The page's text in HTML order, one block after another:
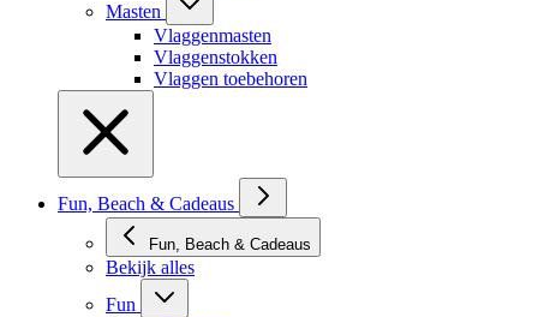
Masten
Vlaggenmasten
Vlaggenstokken
Vlaggen toebehoren
Fun, Beach & Cadeaus
Fun, Beach & Cadeaus
Bekijk alles
Fun